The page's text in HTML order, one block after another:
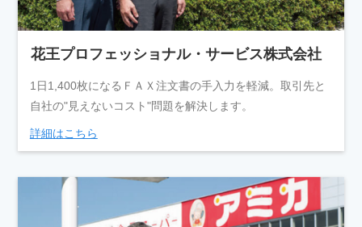
花王プロフェッショナル・サービス株式会社
1日1,400枚になるＦＡＸ注文書の手入力を軽減。取引先と
自社の"見えないコスト"問題を解決します。
詳細はこちら